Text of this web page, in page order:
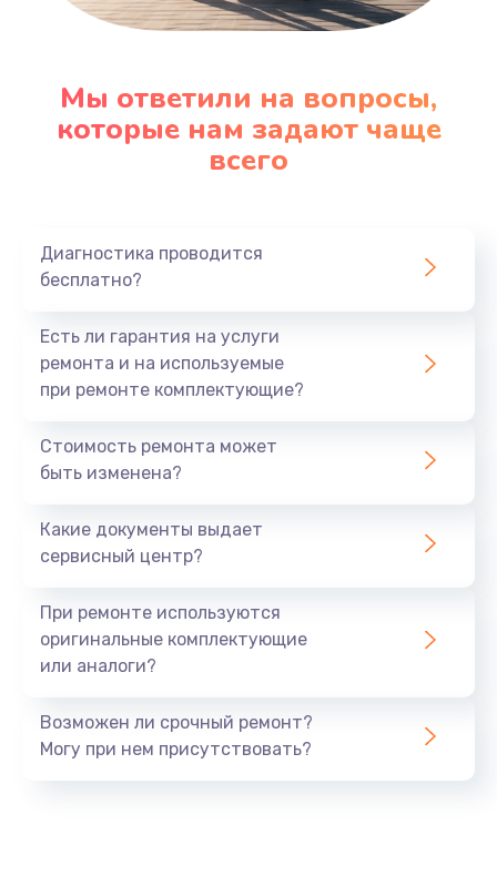
Мы ответили на вопросы,
которые нам задают чаще
всего
Диагностика проводится
бесплатно?
Есть ли гарантия на услуги
ремонта и на используемые
при ремонте комплектующие?
Стоимость ремонта может
быть изменена?
Какие документы выдает
сервисный центр?
При ремонте используются
оригинальные комплектующие
или аналоги?
Возможен ли срочный ремонт?
Могу при нем присутствовать?